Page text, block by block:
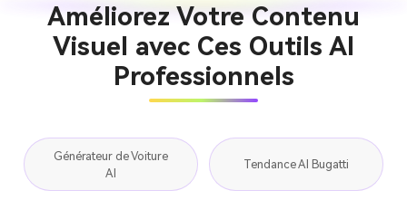
Améliorez Votre Contenu
Visuel avec Ces Outils AI
Professionnels
Générateur de Voiture
AI
Tendance AI Bugatti